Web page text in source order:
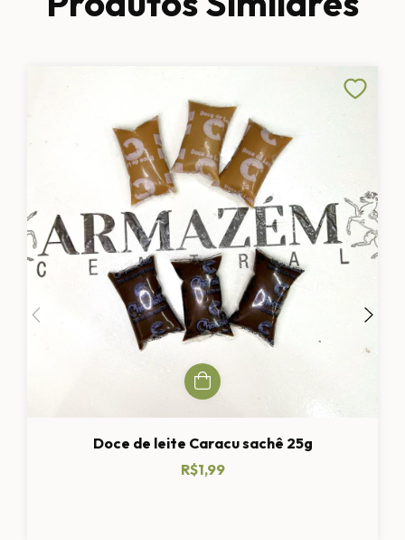
Doce de leite Caracu sachê 25g
R$1,99